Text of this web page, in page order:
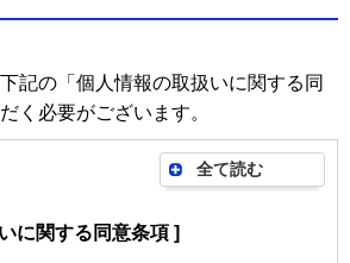
記の「個人情報の取扱いに関する同
く必要がございます。
全て読む
に関する同意条項 ]